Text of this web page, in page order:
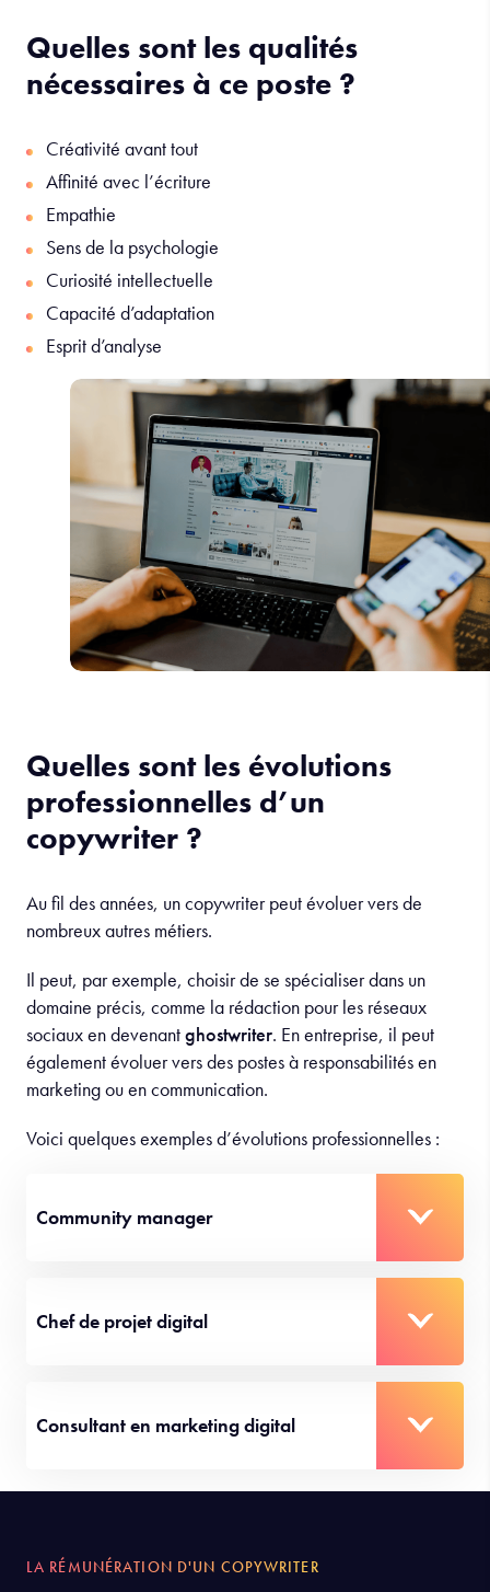
Quelles sont les qualités
nécessaires à ce poste ?
Créativité avant tout
Affinité avec l’écriture
Empathie
Sens de la psychologie
Curiosité intellectuelle
Capacité d’adaptation
Esprit d’analyse
Quelles sont les évolutions
professionnelles d’un
copywriter ?
Au fil des années, un copywriter peut évoluer vers de
nombreux autres métiers.
Il peut, par exemple, choisir de se spécialiser dans un
domaine précis, comme la rédaction pour les réseaux
sociaux en devenantghostwriter. En entreprise, il peut
également évoluer vers des postes à responsabilités en
marketing ou en communication.
Voici quelques exemples d’évolutions professionnelles :
Community manager
Chef de projet digital
Consultant en marketing digital
LA RÉMUNÉRATION D'UN COPYWRITER